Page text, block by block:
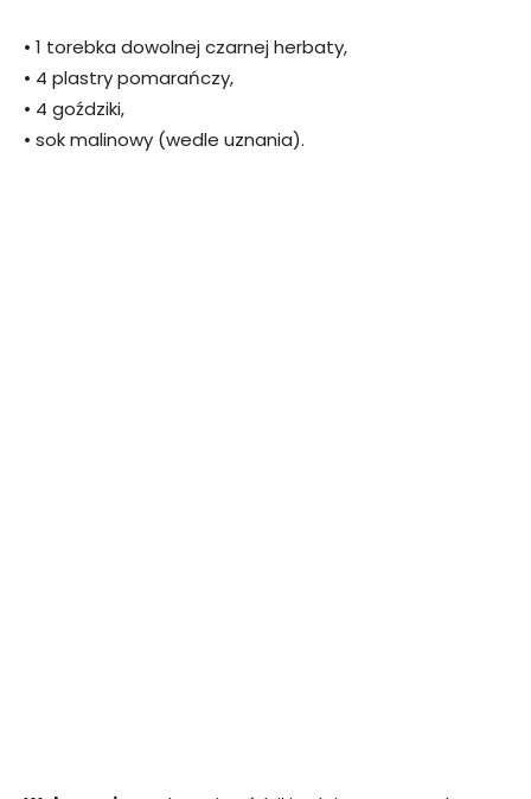
• 1 torebka dowolnej czarnej herbaty,
• 4 plastry pomarańczy,
• 4 goździki,
• sok malinowy (wedle uznania).